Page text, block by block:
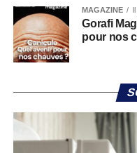
MAGAZINE
Gorafi
pour nos